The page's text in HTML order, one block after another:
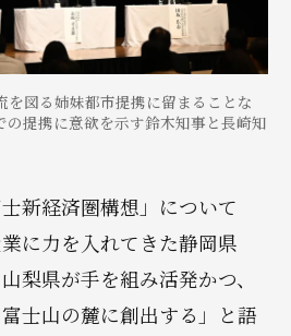
図る姉妹都市提携に留まることな
の提携に意欲を示す鈴木知事と長崎知
新経済圏構想」について
に力を入れてきた静岡県
梨県が手を組み活発かつ、
士山の麓に創出する」と語